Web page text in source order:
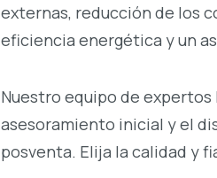
externas, reducción de los
eficiencia energética y un
Nuestro equipo de expertos
asesoramiento inicial y el
posventa. Elija la calidad y